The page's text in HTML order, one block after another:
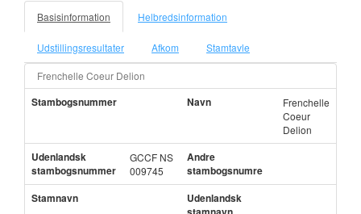
Basisinformation Helbredsinformation
Udstillingsresultater Afkom Stamtavle
Frenchelle Coeur Delion
Stambogsnummer Navn
Frenchelle
Coeur
Delion
Udenlandsk
stambogsnummer
GCCF NS
009745
Andre
stambogsnumre
Stamnavn
Udenlandsk